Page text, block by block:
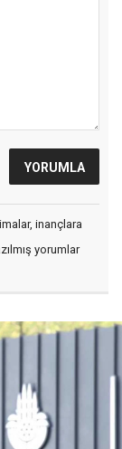
inançlara
yorumlar